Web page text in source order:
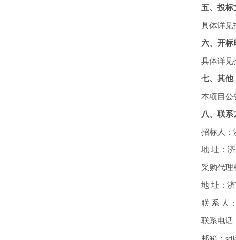
五、投标
具体详见
六、开标
具体详见
七、其他
本项目公
八、联系
招标人：
地 址：
采购代理
地 址：
联 系 人
联系电话
邮箱：